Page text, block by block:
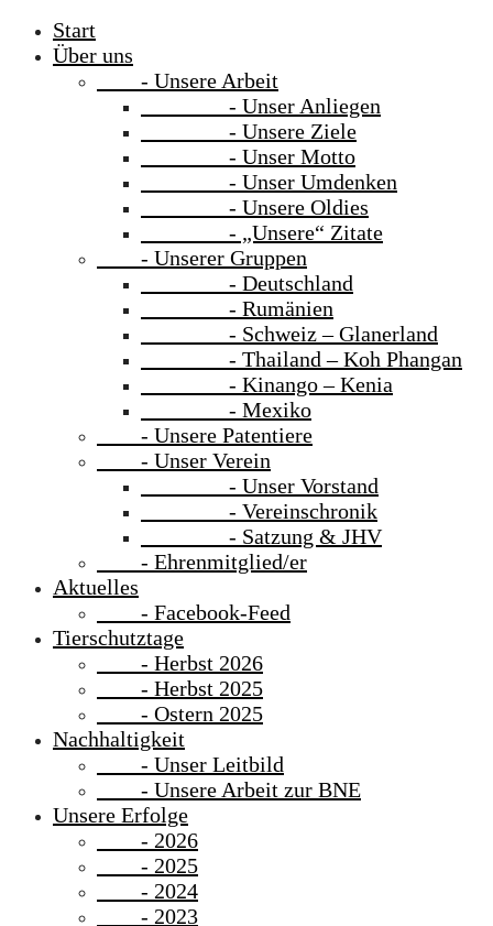
Start
Über uns
- Unsere Arbeit
- Unser Anliegen
- Unsere Ziele
- Unser Motto
- Unser Umdenken
- Unsere Oldies
- „Unsere“ Zitate
- Unserer Gruppen
- Deutschland
- Rumänien
- Schweiz – Glanerland
- Thailand – Koh Phangan
- Kinango – Kenia
- Mexiko
- Unsere Patentiere
- Unser Verein
- Unser Vorstand
- Vereinschronik
- Satzung & JHV
- Ehrenmitglied/er
Aktuelles
- Facebook-Feed
Tierschutztage
- Herbst 2026
- Herbst 2025
- Ostern 2025
Nachhaltigkeit
- Unser Leitbild
- Unsere Arbeit zur BNE
Unsere Erfolge
- 2026
- 2025
- 2024
- 2023